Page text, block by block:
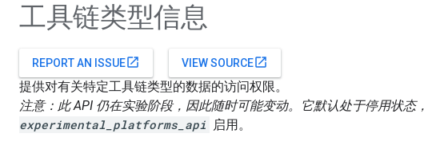
工具链类型信息
REPORT AN ISSUEopen_in_new VIEW SOURCEopen_in_new
提供对有关特定工具链类型的数据的访问权限。
注意：此 API 仍在实验阶段，因此随时可能变动。它默认处于停用状态
experimental_platforms_api 启用。